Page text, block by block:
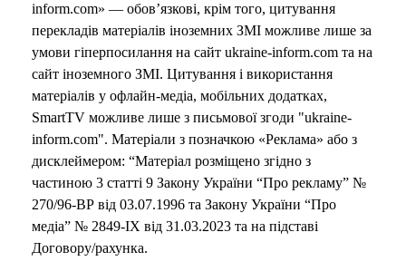
inform.com» — обов’язкові, крім того, цитування
перекладів матеріалів іноземних ЗМІ можливе лише за
умови гіперпосилання на сайт ukraine-inform.com та на
сайт іноземного ЗМІ. Цитування і використання
матеріалів у офлайн-медіа, мобільних додатках,
SmartTV можливе лише з письмової згоди "ukraine-
inform.com". Матеріали з позначкою «Реклама» або з
дисклеймером: “Матеріал розміщено згідно з
частиною 3 статті 9 Закону України “Про рекламу” №
270/96-ВР від 03.07.1996 та Закону України “Про
медіа” № 2849-IX від 31.03.2023 та на підставі
Договору/рахунка.